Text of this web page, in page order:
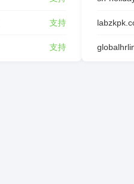
支持
支持